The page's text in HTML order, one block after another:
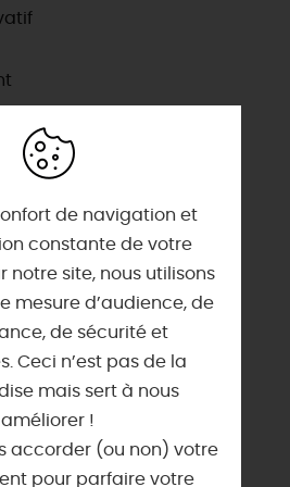
de navigation et
constante de votre
notre site, nous utilisons
mesure d’audience, de
de sécurité et
Ceci n’est pas de la
mais sert à nous
améliorer !
accorder (ou non) votre
pour parfaire votre